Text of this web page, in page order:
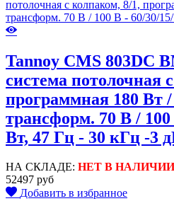
Tannoy CMS 803DC
система потолочная
программная 180 Вт
трансформ. 70 В /
Вт, 47 Гц - 30 кГц -3
НА СКЛАДЕ: НЕТ В НАЛИЧИИ
52497 руб
Добавить в избранное